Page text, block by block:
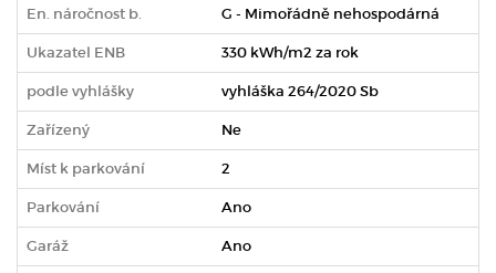
En. náročnost b. G - Mimořádně nehospodárná
Ukazatel ENB 330 kWh/m2 za rok
podle vyhlášky vyhláška 264/2020 Sb
Zařízený Ne
Míst k parkování 2
Parkování Ano
Garáž Ano